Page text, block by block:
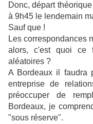
Donc, départ
à 9h45 le lendemain
Sauf que !
Les correspondances
alors, c'est quoi ce
aléatoires ?
A Bordeaux il faudra
entreprise de
préoccuper de
Bordeaux, je
"sous réserve".